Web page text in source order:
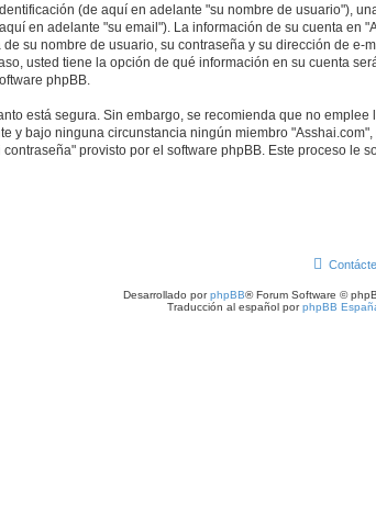
(de aquí en adelante "su nombre de usuario"),
en adelante "su email"). La información de su cuenta en
su nombre de usuario, su contraseña y su dirección de
usted tiene la opción de qué información en su cuenta
phpBB.
está segura. Sin embargo, se recomienda que no
y bajo ninguna circunstancia ningún miembro
provisto por el software phpBB. Este proceso
Desarrollado porphpBB® Forum Software ©
Traducción al español porphpBB